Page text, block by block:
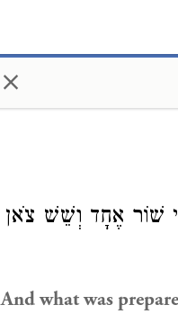
×
שׁוֹר אֶחָד וְשֵׁשׁ צֹאן
And what was